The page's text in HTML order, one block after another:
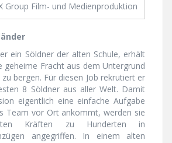
Group Film- und Medienproduktion
ein Söldner der alten Schule, erhält
geheime Fracht aus dem Untergrund
bergen. Für diesen Job rekrutiert er
8 Söldner aus aller Welt. Damit
eigentlich eine einfache Aufgabe
Team vor Ort ankommt, werden sie
Kräften zu Hunderten in
angegriffen. In einem alten